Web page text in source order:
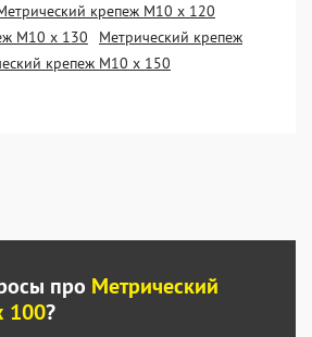
крепеж М10 х 120
М10 х 130
Метрический крепеж
крепеж М10 х 150
про Метрический
100?